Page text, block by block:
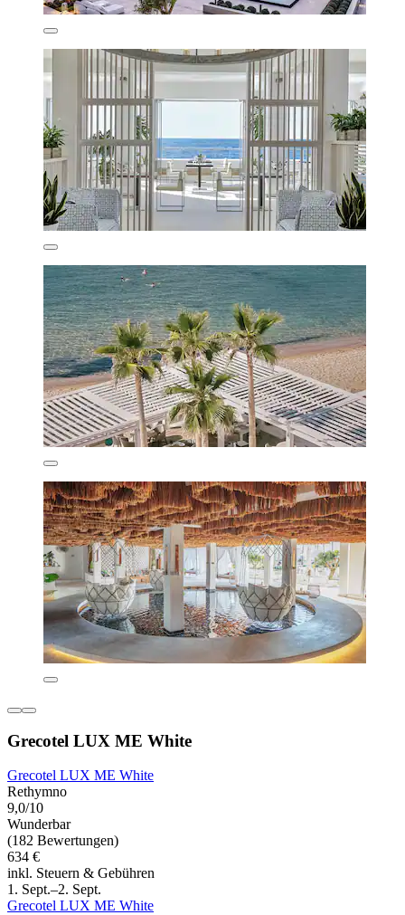
Grecotel LUX ME White
Grecotel LUX ME White
Rethymno
9,0/10
Wunderbar
(182 Bewertungen)
634 €
inkl. Steuern & Gebühren
1. Sept.–2. Sept.
Grecotel LUX ME White